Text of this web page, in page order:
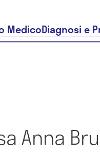
MedicoDiagnosi e
Anna